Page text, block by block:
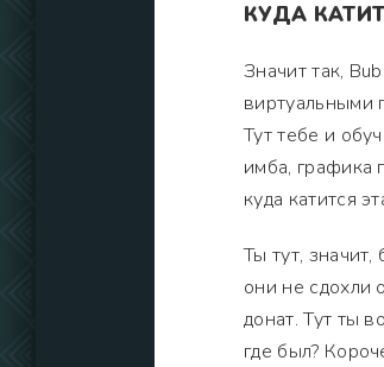
КУДА
Значит так,
виртуальными
Тут тебе и
имба, графика
куда катится
Ты тут,
они не сдохли
донат. Тут ты
где был?